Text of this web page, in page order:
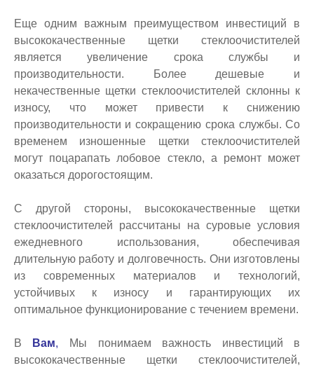
Еще одним важным преимуществом инвестиций в
высококачественные щетки стеклоочистителей
является увеличение срока службы и
производительности. Более дешевые и
некачественные щетки стеклоочистителей склонны к
износу, что может привести к снижению
производительности и сокращению срока службы. Со
временем изношенные щетки стеклоочистителей
могут поцарапать лобовое стекло, а ремонт может
оказаться дорогостоящим.
С другой стороны, высококачественные щетки
стеклоочистителей рассчитаны на суровые условия
ежедневного использования, обеспечивая
длительную работу и долговечность. Они изготовлены
из современных материалов и технологий,
устойчивых к износу и гарантирующих их
оптимальное функционирование с течением времени.
В Вам, Мы понимаем важность инвестиций в
высококачественные щетки стеклоочистителей,